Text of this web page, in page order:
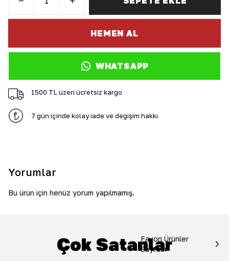
HEMEN AL
WHATSAPP
1500 TL üzeri ücretsiz kargo
7 gün içinde kolay iade ve değişim hakkı
Yorumlar
Bu ürün için henüz yorum yapılmamış.
Çok Satanlar
Favori Ürünler
Sayfası